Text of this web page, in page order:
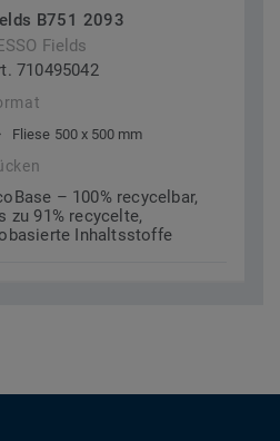
B751 2093
Fields
710495042
Fliese 500 x 500 mm
– 100% recycelbar,
zu 91% recycelte,
Inhaltsstoffe